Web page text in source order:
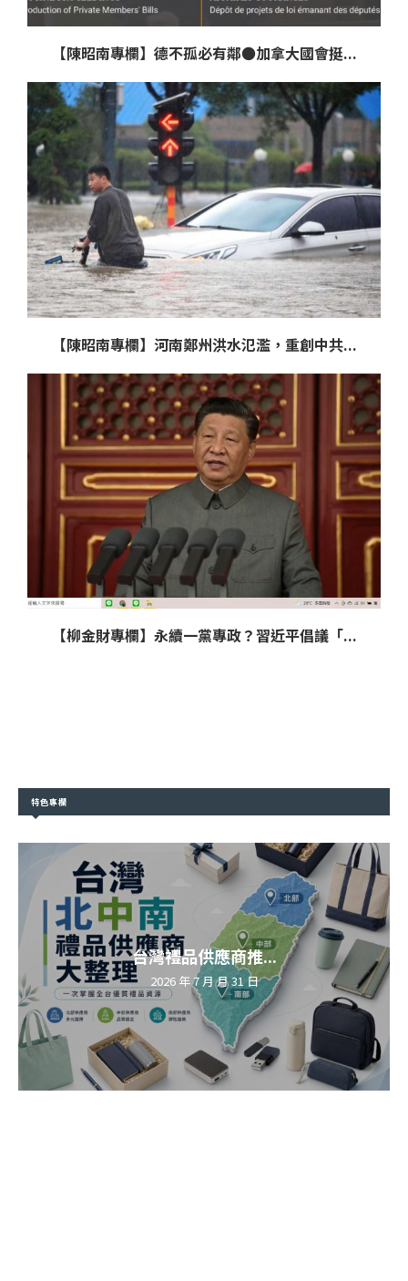
【陳昭南專欄】德不孤必有鄰●加拿大國會挺...
【陳昭南專欄】河南鄭州洪水氾濫，重創中共...
【柳金財專欄】永續一黨專政？習近平倡議「...
特色專欄
台灣禮品供應商推...
2026 年 7 月 月 31 日